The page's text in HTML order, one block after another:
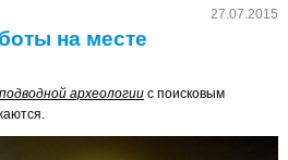
27.07.2015
на месте
археологиис поисковым